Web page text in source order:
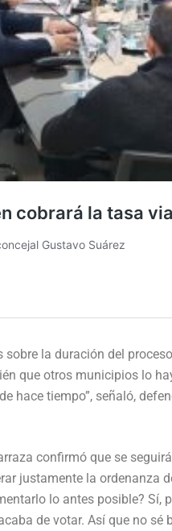
la duración del
que otros municipios lo
hace tiempo”, señaló,
confirmó que se
justamente la ordenanza
lo antes posible? Sí,
de votar. Así que no sé